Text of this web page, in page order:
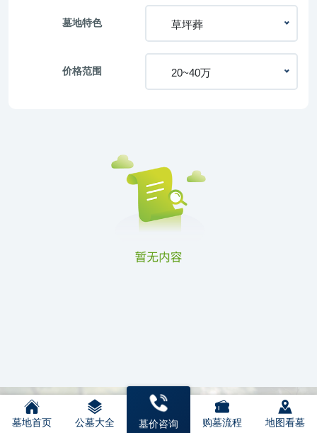
墓地特色 草坪葬
价格范围 20~40万
墓地首页 公墓大全 墓价咨询 购墓流程 地图看墓